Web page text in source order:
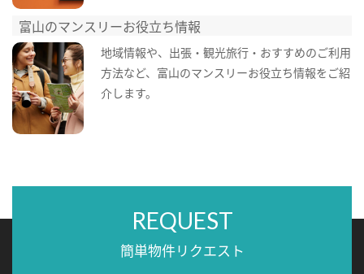
富山のマンスリーお役立ち情報
地域情報や、出張・観光旅行・おすすめのご利用
方法など、富山のマンスリーお役立ち情報をご紹
介します。
REQUEST
簡単物件リクエスト